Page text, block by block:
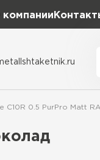
компании
C10R 0.5 PurPro Matt